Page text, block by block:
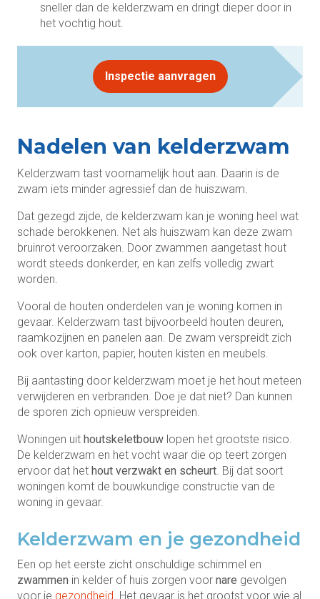
sneller dan de kelderzwam en dringt dieper door in
het vochtig hout.
Inspectie aanvragen
Nadelen van kelderzwam
Kelderzwam tast voornamelijk hout aan. Daarin is de
zwam iets minder agressief dan de huiszwam.
Dat gezegd zijde, de kelderzwam kan je woning heel wat
schade berokkenen. Net als huiszwam kan deze zwam
bruinrot veroorzaken. Door zwammen aangetast hout
wordt steeds donkerder, en kan zelfs volledig zwart
worden.
Vooral de houten onderdelen van je woning komen in
gevaar. Kelderzwam tast bijvoorbeeld houten deuren,
raamkozijnen en panelen aan. De zwam verspreidt zich
ook over karton, papier, houten kisten en meubels.
Bij aantasting door kelderzwam moet je het hout meteen
verwijderen en verbranden. Doe je dat niet? Dan kunnen
de sporen zich opnieuw verspreiden.
Woningen uit houtskeletbouw lopen het grootste risico.
De kelderzwam en het vocht waar die op teert zorgen
ervoor dat het hout verzwakt en scheurt. Bij dat soort
woningen komt de bouwkundige constructie van de
woning in gevaar.
Kelderzwam en je gezondheid
Een op het eerste zicht onschuldige schimmel en
zwammen in kelder of huis zorgen voor nare gevolgen
voor je gezondheid . Het gevaar is het grootst voor wie al